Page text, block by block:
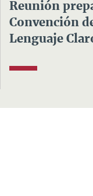
Reunión
Convención
Lenguaje